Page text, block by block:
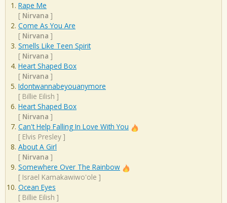
Rape Me
[ Nirvana ]
Come As You Are
[ Nirvana ]
Smells Like Teen Spirit
[ Nirvana ]
Heart Shaped Box
[ Nirvana ]
Idontwannabeyouanymore
[ Billie Eilish ]
Heart Shaped Box
[ Nirvana ]
Can't Help Falling In Love With You
[ Elvis Presley ]
About A Girl
[ Nirvana ]
Somewhere Over The Rainbow
[ Israel Kamakawiwo'ole ]
Ocean Eyes
[ Billie Eilish ]